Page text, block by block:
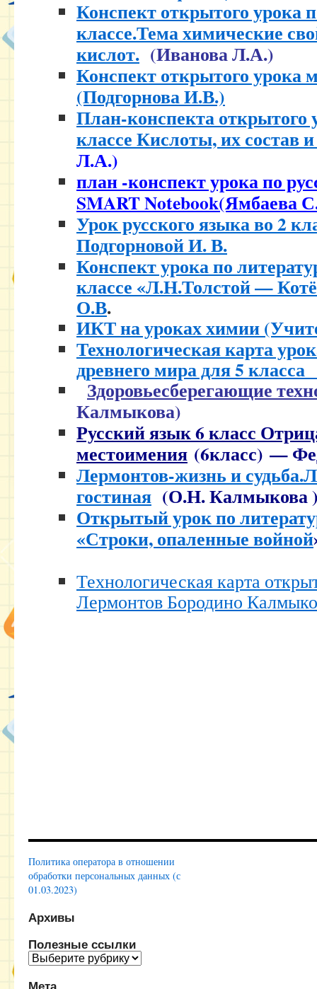
Конспект открытого урока
классе.Тема химические
кислот. (Иванова Л.А.)
Конспект открытого урока
(Подгорнова И.В.)
План-конспекта открытого
классе Кислоты, их состав
Л.А.)
план -конспект урока по
SMART Notebook(Ямбаева
Урок русского языка во 2
Подгорновой И. В.
Конспект урока по
классе «Л.Н.Толстой —
О.В.
ИКТ на уроках химии
Технологическая карта
древнего мира для 5
Здоровьесберегающие
Калмыкова)
Русский язык 6 класс
местоимения (6класс) —
Лермонтов-жизнь и
гостиная (О.Н. Калмыкова
Открытый урок по
«Строки, опаленные войной
Технологическая карта
Лермонтов Бородино
Политика оператора в отношении
обработки персональных данных (с
01.03.2023)
Архивы
Полезные ссылки
Полезные